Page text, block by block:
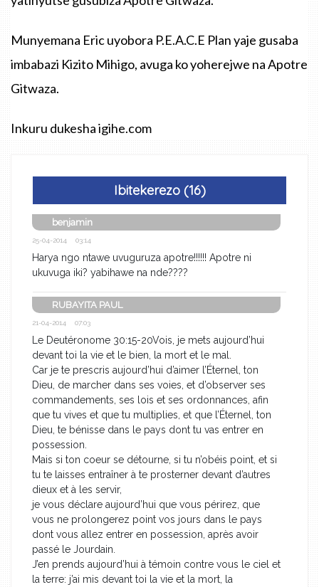
Munyemana Eric uyobora P.E.A.C.E Plan yaje gusaba
imbabazi Kizito Mihigo, avuga ko yoherejwe na Apotre
Gitwaza.
Inkuru dukesha igihe.com
Ibitekerezo (16)
benjamin
25-04-2014 03:14
Harya ngo ntawe uvuguruza apotre!!!!!! Apotre ni
ukuvuga iki? yabihawe na nde????
RUBAYITA PAUL
21-04-2014 07:03
Le Deutéronome 30:15-20Vois, je mets aujourd’hui
devant toi la vie et le bien, la mort et le mal.
Car je te prescris aujourd’hui d’aimer l’Éternel, ton
Dieu, de marcher dans ses voies, et d’observer ses
commandements, ses lois et ses ordonnances, afin
que tu vives et que tu multiplies, et que l’Éternel, ton
Dieu, te bénisse dans le pays dont tu vas entrer en
possession.
Mais si ton coeur se détourne, si tu n’obéis point, et si
tu te laisses entraîner à te prosterner devant d’autres
dieux et à les servir,
je vous déclare aujourd’hui que vous périrez, que
vous ne prolongerez point vos jours dans le pays
dont vous allez entrer en possession, après avoir
passé le Jourdain.
J’en prends aujourd’hui à témoin contre vous le ciel et
la terre: j’ai mis devant toi la vie et la mort, la